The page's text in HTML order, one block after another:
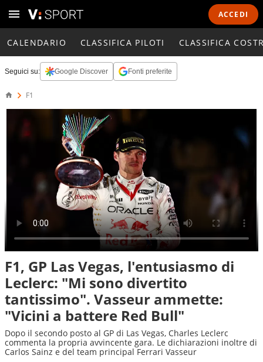
ACCEDI
CALENDARIO CLASSIFICA PILOTI CLASSIFICA
Seguici su: Google Discover Fonti preferite
F1
F1, GP Las Vegas, l'entusiasmo di
Leclerc: "Mi sono divertito
tantissimo". Vasseur ammette:
"Vicini a battere Red Bull"
Dopo il secondo posto al GP di Las Vegas, Charles Leclerc
commenta la propria avvincente gara. Le dichiarazioni inoltre di
Carlos Sainz e del team principal Ferrari Vasseur